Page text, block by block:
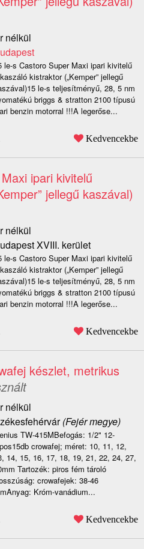
nélkül
le-s Castoro Super Maxi ipari kivitelű
kistraktor („Kemper” jellegű
le-s teljesítményű, 28, 5 nm
briggs & stratton 2100 típusú
benzin motorral !!!A legerőse...
Kedvencekbe
ipari kivitelű
jellegű kaszával)
nélkül
XVIII. kerület
le-s Castoro Super Maxi ipari kivitelű
kistraktor („Kemper” jellegű
le-s teljesítményű, 28, 5 nm
briggs & stratton 2100 típusú
benzin motorral !!!A legerőse...
Kedvencekbe
készlet, metrikus
nélkül
(Fejér megye)
TW-415MBefogás: 1/2" 12-
crowafej; méret: 10, 11, 12,
14, 15, 16, 17, 18, 19, 21, 22, 24, 27,
Tartozék: piros fém tároló
crowafejek: 38-46
Króm-vanádium...
Kedvencekbe